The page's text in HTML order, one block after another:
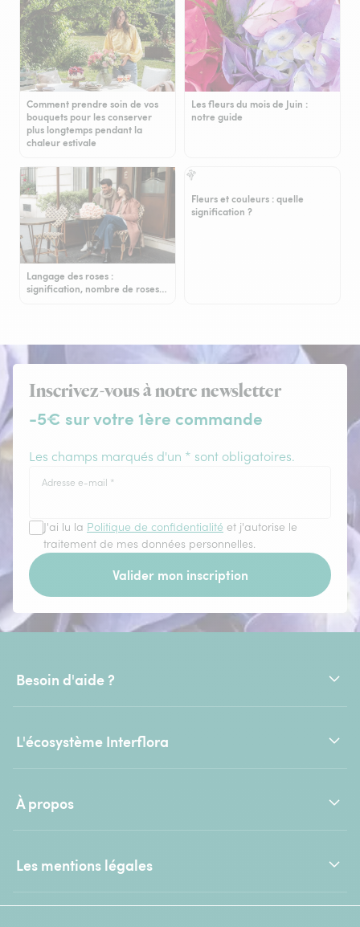
Comment prendre soin de vos
bouquets pour les conserver
plus longtemps pendant la
chaleur estivale
Les fleurs du mois de Juin :
notre guide
Langage des roses :
signification, nombre de roses…
Fleurs et couleurs : quelle
signification ?
Inscrivez-vous à notre newsletter
-5€ sur votre 1ère commande
Les champs marqués d'un * sont obligatoires.
Adresse e-mail *
J'ai lu la Politique de confidentialité et j'autorise le
traitement de mes données personnelles.
Valider mon inscription
Besoin d'aide ?
L'écosystème Interflora
À propos
Les mentions légales